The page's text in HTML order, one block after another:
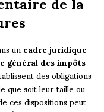
uncadre juridique
général des impôts
des obligations
que soit leur taille ou
ces dispositions peut